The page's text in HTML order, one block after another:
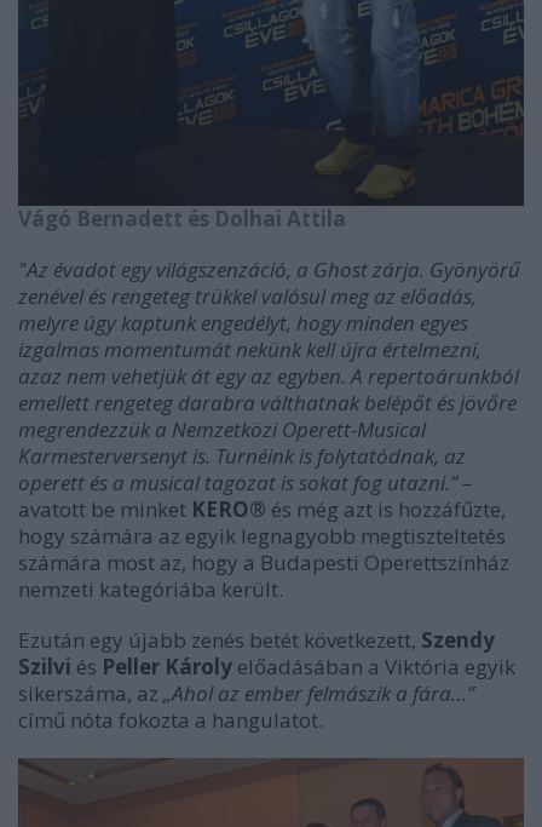
Vágó Bernadett és Dolhai Attila
"Az évadot egy világszenzáció, a Ghost zárja. Gyönyörű
zenével és rengeteg trükkel valósul meg az előadás,
melyre úgy kaptunk engedélyt, hogy minden egyes
izgalmas momentumát nekünk kell újra értelmezni,
azaz nem vehetjük át egy az egyben. A repertoárunkból
emellett rengeteg darabra válthatnak belépőt és jövőre
megrendezzük a Nemzetközi Operett-Musical
Karmesterversenyt is. Turnéink is folytatódnak, az
operett és a musical tagozat is sokat fog utazni.” –
avatott be minket KERO® és még azt is hozzáfűzte,
hogy számára az egyik legnagyobb megtiszteltetés
számára most az, hogy a Budapesti Operettszínház
nemzeti kategóriába került.
Ezután egy újabb zenés betét következett, Szendy
Szilvi és Peller Károly előadásában a Viktória egyik
sikerszáma, az „Ahol az ember felmászik a fára…”
című nóta fokozta a hangulatot.